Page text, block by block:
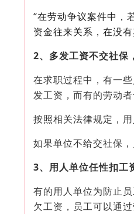
“在劳动争议案件中，
资金往来关系，在没
2、多发工资不交社保
在求职过程中，有一
发工资，而有的劳动
按照相关法律规定，
如果单位不给交社保
3、用人单位任性扣工
有的用人单位为防止
欠工资，员工可以通